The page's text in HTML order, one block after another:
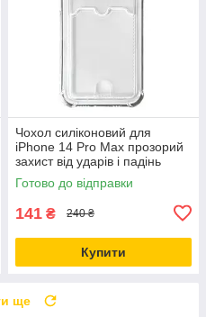
Чохол силіконовий для
iPhone 14 Pro Max прозорий
захист від ударів і падінь
Готово до відправки
141 ₴ 240 ₴
Купити
ще